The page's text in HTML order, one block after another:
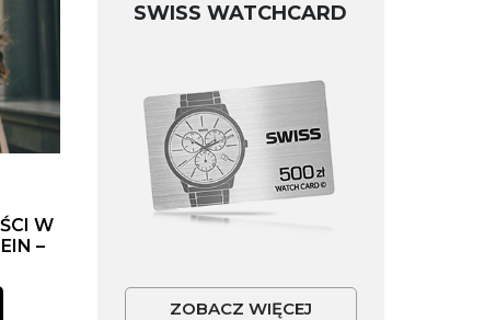
W
–
SWISS WATCHCARD
ZOBACZ WIĘCEJ